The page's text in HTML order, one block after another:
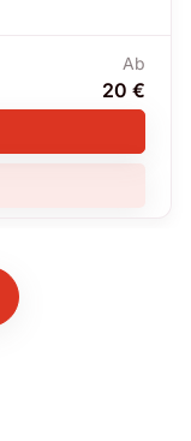
Ab
20 €